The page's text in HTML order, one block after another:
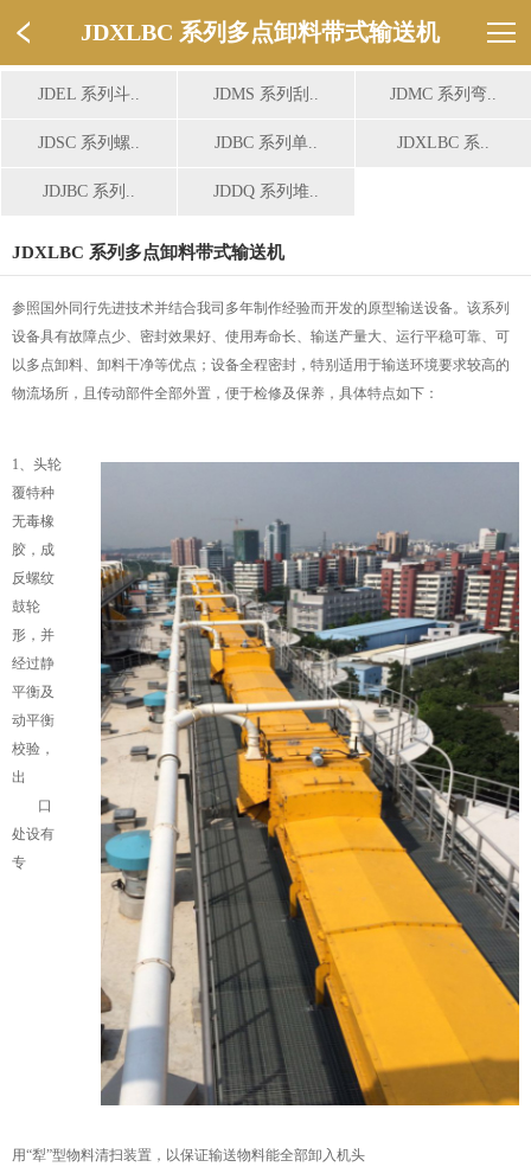
JDXLBC 系列多点卸料带式输送机
JDEL 系列斗.. JDMS 系列刮.. JDMC 系列弯..
JDSC 系列螺.. JDBC 系列单.. JDXLBC 系..
JDJBC 系列.. JDDQ 系列堆..
JDXLBC 系列多点卸料带式输送机
参照国外同行先进技术并结合我司多年制作经验而开发的原型输送设备。该系列
设备具有故障点少、密封效果好、使用寿命长、输送产量大、运行平稳可靠、可
以多点卸料、卸料干净等优点；设备全程密封，特别适用于输送环境要求较高的
物流场所，且传动部件全部外置，便于检修及保养，具体特点如下：
1、头轮
覆特种
无毒橡
胶，成
反螺纹
鼓轮
形，并
经过静
平衡及
动平衡
校验，
出
口
处设有
专
用“犁”型物料清扫装置，以保证输送物料能全部卸入机头